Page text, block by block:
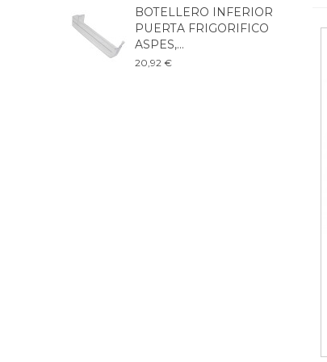
BOTELLERO INFERIOR
PUERTA FRIGORIFICO
ASPES,...
20,92 €